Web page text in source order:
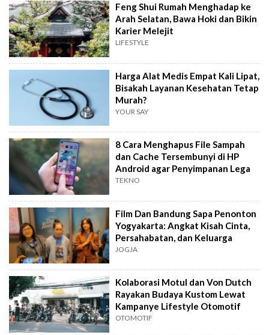
Feng Shui Rumah Menghadap ke
Arah Selatan, Bawa Hoki dan Bikin
Karier Melejit
LIFESTYLE
Harga Alat Medis Empat Kali Lipat,
Bisakah Layanan Kesehatan Tetap
Murah?
YOUR SAY
8 Cara Menghapus File Sampah
dan Cache Tersembunyi di HP
Android agar Penyimpanan Lega
TEKNO
Film Dan Bandung Sapa Penonton
Yogyakarta: Angkat Kisah Cinta,
Persahabatan, dan Keluarga
JOGJA
Kolaborasi Motul dan Von Dutch
Rayakan Budaya Kustom Lewat
Kampanye Lifestyle Otomotif
OTOMOTIF